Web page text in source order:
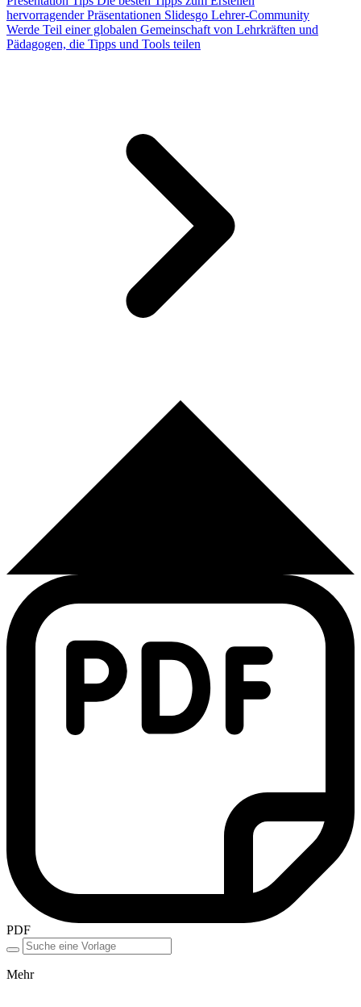
hervorragender Präsentationen Slidesgo Lehrer-Community
Werde Teil einer globalen Gemeinschaft von Lehrkräften und
Pädagogen, die Tipps und Tools teilen
PDF
Mehr